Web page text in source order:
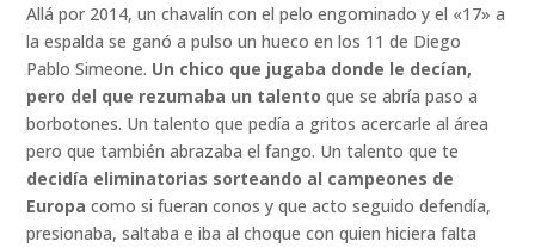
Allá por 2014, un chavalín con el pelo engominado y el «17» a
la espalda se ganó a pulso un hueco en los 11 de Diego
Pablo Simeone. Un chico que jugaba donde le decían,
pero del que rezumaba un talento que se abría paso a
borbotones. Un talento que pedía a gritos acercarle al área
pero que también abrazaba el fango. Un talento que te
decidía eliminatorias sorteando al campeones de
Europacomo si fueran conos y que acto seguido defendía,
presionaba, saltaba e iba al choque con quien hiciera falta